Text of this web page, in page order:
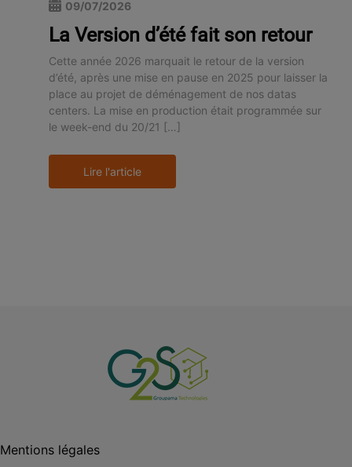
09/07/2026
La Version d’été fait son retour
Cette année 2026 marquait le retour de la version
d’été, après une mise en pause en 2025 pour laisser la
place au projet de déménagement de nos datas
centers. La mise en production était programmée sur
le week-end du 20/21 […]
Lire l'article
Mentions légales